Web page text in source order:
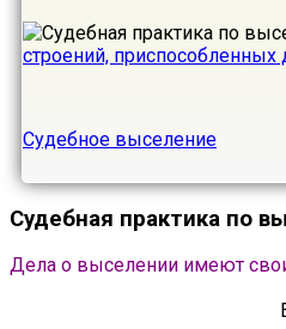
строений,
Судебное выселение
Судебная практика по
Дела о выселении имеют